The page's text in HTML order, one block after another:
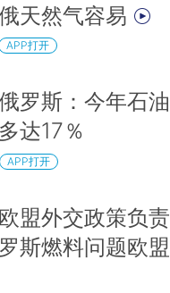
天然气容易
APP打开
罗斯：今年石油
达17％
APP打开
盟外交政策负责
斯燃料问题欧盟